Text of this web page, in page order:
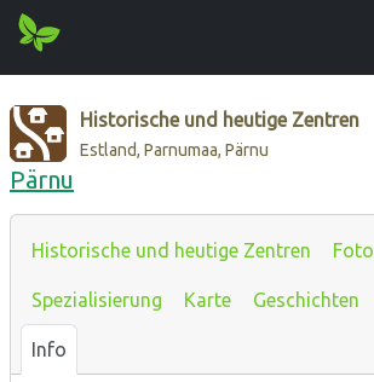
Historische und heutige Zentren
Estland, Parnumaa, Pärnu
Pärnu
Historische und heutige Zentren Foto
Spezialisierung Karte Geschichten
Info